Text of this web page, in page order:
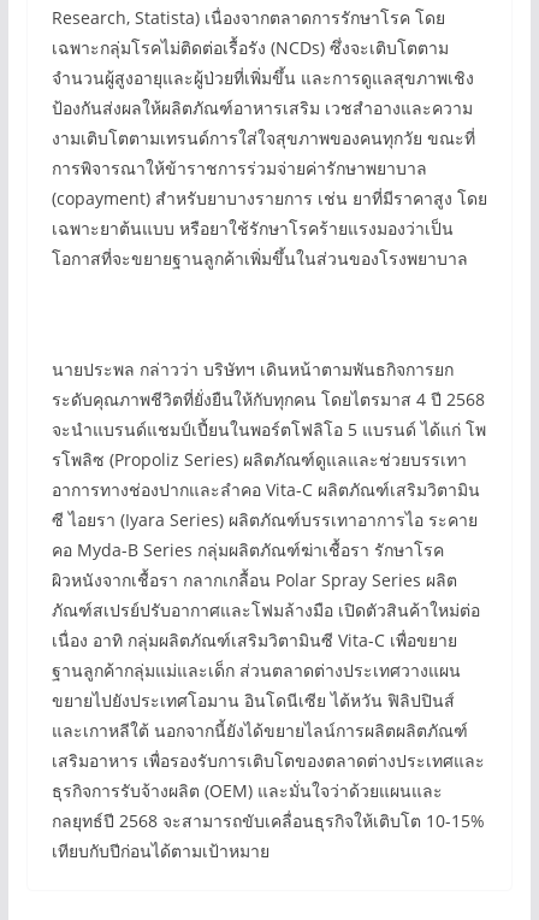
Research, Statista) เนื่องจากตลาดการรักษาโรค โดย
เฉพาะกลุ่มโรคไม่ติดต่อเรื้อรัง (NCDs) ซึ่งจะเติบโตตาม
จำนวนผู้สูงอายุและผู้ป่วยที่เพิ่มขึ้น และการดูแลสุขภาพเชิง
ป้องกันส่งผลให้ผลิตภัณฑ์อาหารเสริม เวชสำอางและความ
งามเติบโตตามเทรนด์การใส่ใจสุขภาพของคนทุกวัย ขณะที่
การพิจารณาให้ข้าราชการร่วมจ่ายค่ารักษาพยาบาล
(copayment) สำหรับยาบางรายการ เช่น ยาที่มีราคาสูง โดย
เฉพาะยาต้นแบบ หรือยาใช้รักษาโรคร้ายแรงมองว่าเป็น
โอกาสที่จะขยายฐานลูกค้าเพิ่มขึ้นในส่วนของโรงพยาบาล
นายประพล กล่าวว่า บริษัทฯ เดินหน้าตามพันธกิจการยก
ระดับคุณภาพชีวิตที่ยั่งยืนให้กับทุกคน โดยไตรมาส 4 ปี 2568
จะนำแบรนด์แชมป์เปี้ยนในพอร์ตโฟลิโอ 5 แบรนด์ ได้แก่ โพ
รโพลิซ (Propoliz Series) ผลิตภัณฑ์ดูแลและช่วยบรรเทา
อาการทางช่องปากและลำคอ Vita-C ผลิตภัณฑ์เสริมวิตามิน
ซี ไอยรา (Iyara Series) ผลิตภัณฑ์บรรเทาอาการไอ ระคาย
คอ Myda-B Series กลุ่มผลิตภัณฑ์ฆ่าเชื้อรา รักษาโรค
ผิวหนังจากเชื้อรา กลากเกลื้อน Polar Spray Series ผลิต
ภัณฑ์สเปรย์ปรับอากาศและโฟมล้างมือ เปิดตัวสินค้าใหม่ต่อ
เนื่อง อาทิ กลุ่มผลิตภัณฑ์เสริมวิตามินซี Vita-C เพื่อขยาย
ฐานลูกค้ากลุ่มแม่และเด็ก ส่วนตลาดต่างประเทศวางแผน
ขยายไปยังประเทศโอมาน อินโดนีเซีย ไต้หวัน ฟิลิปปินส์
และเกาหลีใต้ นอกจากนี้ยังได้ขยายไลน์การผลิตผลิตภัณฑ์
เสริมอาหาร เพื่อรองรับการเติบโตของตลาดต่างประเทศและ
ธุรกิจการรับจ้างผลิต (OEM) และมั่นใจว่าด้วยแผนและ
กลยุทธ์ปี 2568 จะสามารถขับเคลื่อนธุรกิจให้เติบโต 10-15%
เทียบกับปีก่อนได้ตามเป้าหมาย